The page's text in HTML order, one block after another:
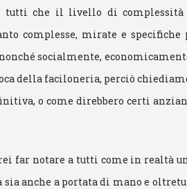
tutti che il livello di complessità
complesse, mirate e specifiche
socialmente,
della faciloneria, perciò
o come direbbero certi
far notare a tutti come in realtà
anche a portata di mano e